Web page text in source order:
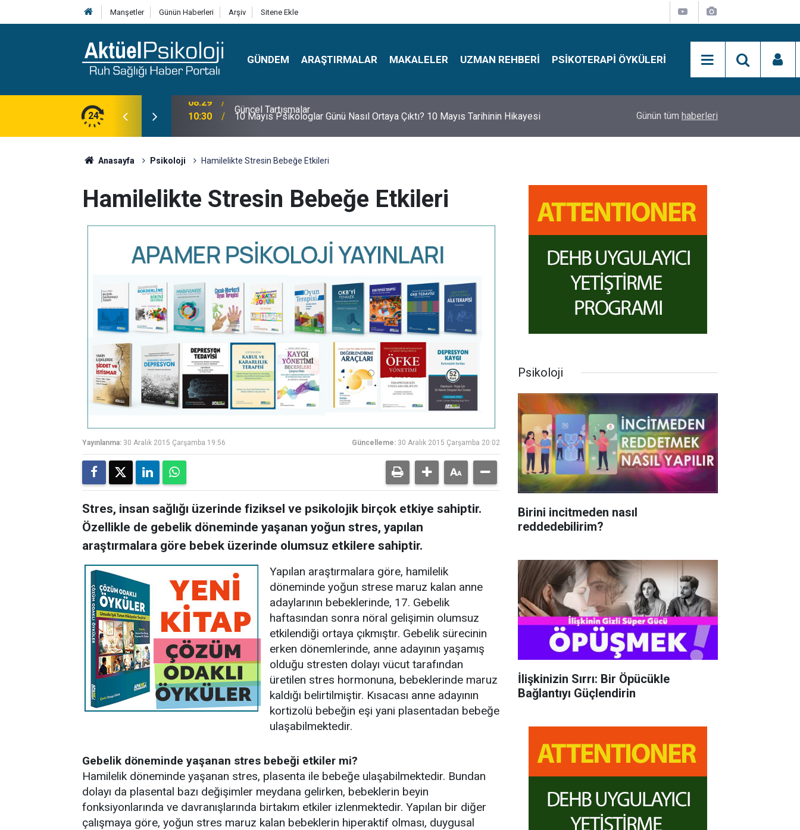
Manşetler Günün Haberleri Arşiv Sitene Ekle
GÜNDEM ARAŞTIRMALAR MAKALELER UZMAN REHBERI PSIKOTERAPI ÖYKÜLERI
24
Klinik Özellikleri, Tanı Kriterleri ve
10:30 10 Mayıs Psikologlar Günü Nasıl Ortaya Çıktı? 10 Mayıs Tarihinin Hikayesi Simon Says Dikkat Programı Nedir?
Günün tüm haberleri
Anasayfa Psikoloji Hamilelikte Stresin Bebeğe Etkileri
Hamilelikte Stresin Bebeğe Etkileri
Yayınlanma: 30 Aralık 2015 Çarşamba 19:56 Güncelleme: 30 Aralık 2015 Çarşamba 20:02
Stres, insan sağlığı üzerinde fiziksel ve psikolojik birçok etkiye sahiptir.
Özellikle de gebelik döneminde yaşanan yoğun stres, yapılan
araştırmalara göre bebek üzerinde olumsuz etkilere sahiptir.
Yapılan araştırmalara göre, hamilelik
döneminde yoğun strese maruz kalan anne
adaylarının bebeklerinde, 17. Gebelik
haftasından sonra nöral gelişimin olumsuz
etkilendiği ortaya çıkmıştır. Gebelik sürecinin
erken dönemlerinde, anne adayının yaşamış
olduğu stresten dolayı vücut tarafından
üretilen stres hormonuna, bebeklerinde maruz
kaldığı belirtilmiştir. Kısacası anne adayının
kortizolü bebeğin eşi yani plasentadan bebeğe
ulaşabilmektedir.
Gebelik döneminde yaşanan stres bebeği etkiler mi?
Hamilelik döneminde yaşanan stres, plasenta ile bebeğe ulaşabilmektedir. Bundan
dolayı da plasental bazı değişimler meydana gelirken, bebeklerin beyin
fonksiyonlarında ve davranışlarında birtakım etkiler izlenmektedir. Yapılan bir diğer
çalışmaya göre, yoğun stres maruz kalan bebeklerin hiperaktif olması, duygusal
Psikoloji
Birini incitmeden nasıl
reddedebilirim?
İlişkinizin Sırrı: Bir Öpücükle
Bağlantıyı Güçlendirin